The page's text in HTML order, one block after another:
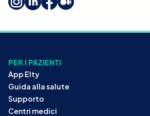
PER I PAZIENTI
App Elty
Guida alla salute
Supporto
Centri medici